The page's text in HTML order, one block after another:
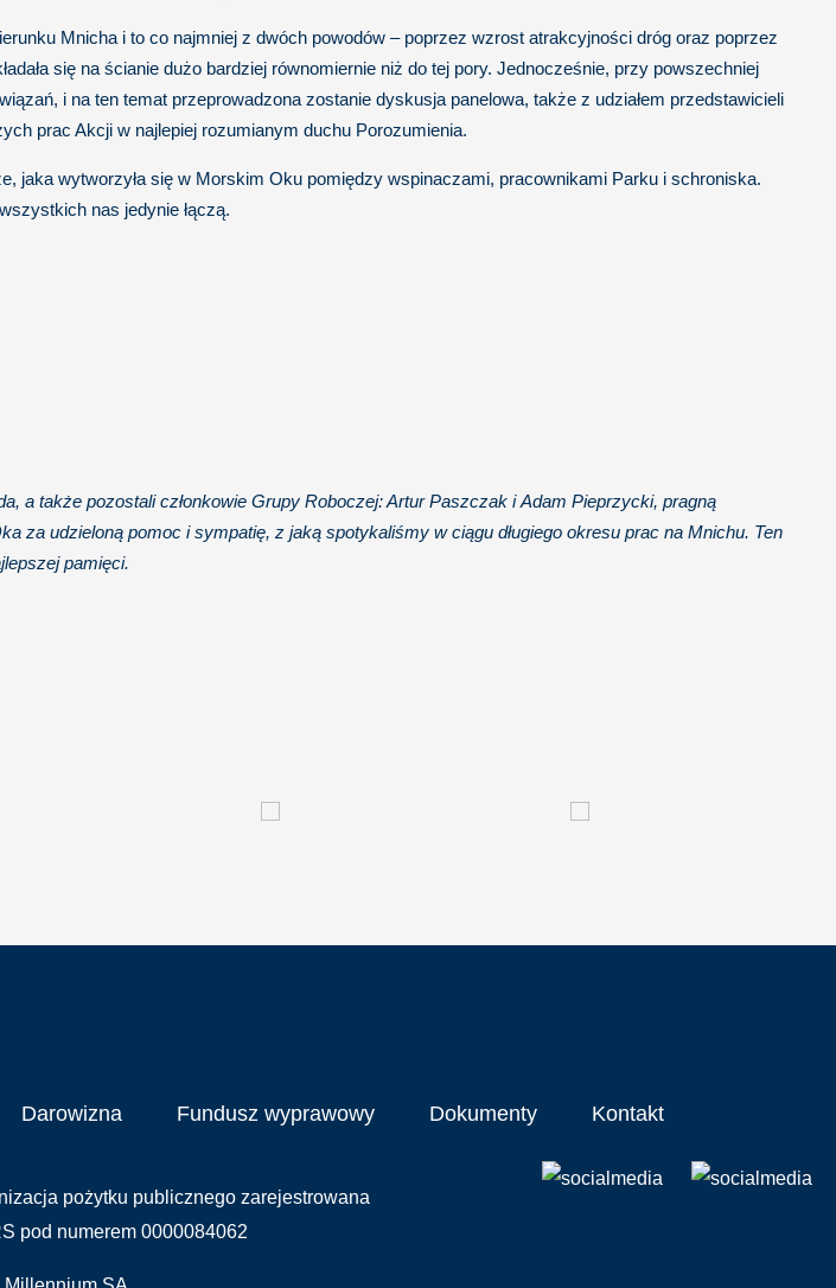
Mnicha i to co najmniej z dwóch powodów – poprzez wzrost atrakcyjności dróg oraz poprzez
się na ścianie dużo bardziej równomiernie niż do tej pory. Jednocześnie, przy powszechniej
i na ten temat przeprowadzona zostanie dyskusja panelowa, także z udziałem przedstawicieli
prac Akcji w najlepiej rozumianym duchu Porozumienia.
jaka wytworzyła się w Morskim Oku pomiędzy wspinaczami, pracownikami Parku i schroniska.
nas jedynie łączą.
a także pozostali członkowie Grupy Roboczej: Artur Paszczak i Adam Pieprzycki, pragną
za udzieloną pomoc i sympatię, z jaką spotykaliśmy w ciągu długiego okresu prac na Mnichu. Ten
pamięci.
Darowizna Fundusz wyprawowy Dokumenty Kontakt
pożytku publicznego zarejestrowana
pod numerem 0000084062